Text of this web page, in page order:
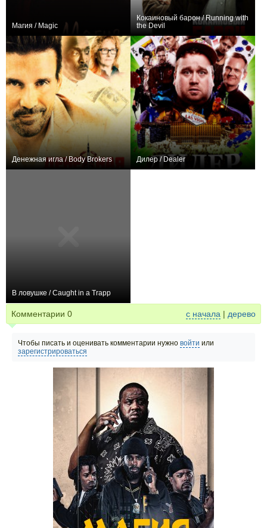
Магия / Magic
Кокаиновый барон / Running with
the Devil
Денежная игла / Body Brokers Дилер / Dealer
В ловушке / Caught in a Trapp
Комментарии 0 с начала | дерево
Чтобы писать и оценивать комментарии нужно войти или
зарегистрироваться